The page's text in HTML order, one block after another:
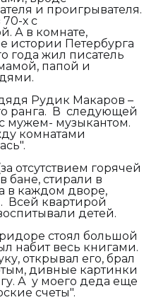
и проигрывателя.
х с
А в комнате,
истории Петербурга
года жил писатель
папой и
Рудик Макаров –
ранга. В следующей
мужем- музыкантом.
комнатами
отсутствием горячей
стирали в
в каждом дворе,
Всей квартирой
детей.
стоял большой
набит весь книгами.
открывал его, брал
дивные картинки
А у моего деда еще
счеты".